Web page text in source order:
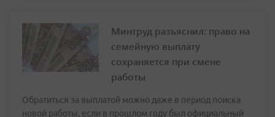
Минтруд разъяснил: право на
семейную выплату
сохраняется при смене
работы
Обратиться за выплатой можно даже в период поиска
новой работы, если в прошлом году был официальный